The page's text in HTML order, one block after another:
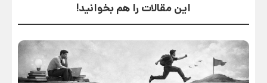
این مقالات را هم بخوانید!